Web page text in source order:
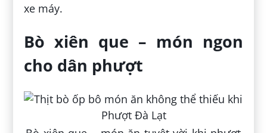
xe máy.
Bò xiên que – món ngon
cho dân phượt